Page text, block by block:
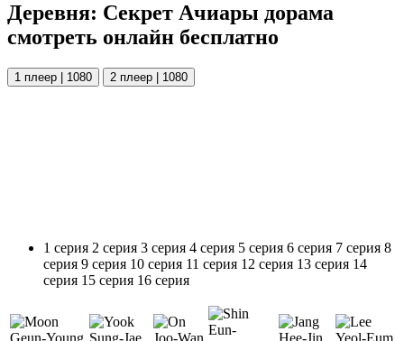
Деревня: Секрет Ачиары дорама
смотреть онлайн бесплатно
1 плеер | 1080 2 плеер | 1080
1 серия 2 серия 3 серия 4 серия 5 серия 6 серия 7 серия 8
серия 9 серия 10 серия 11 серия 12 серия 13 серия 14
серия 15 серия 16 серия